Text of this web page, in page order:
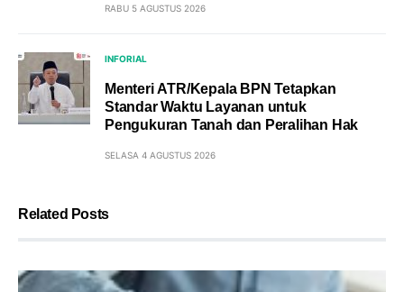
RABU 5 AGUSTUS 2026
INFORIAL
Menteri ATR/Kepala BPN Tetapkan
Standar Waktu Layanan untuk
Pengukuran Tanah dan Peralihan Hak
SELASA 4 AGUSTUS 2026
Related Posts